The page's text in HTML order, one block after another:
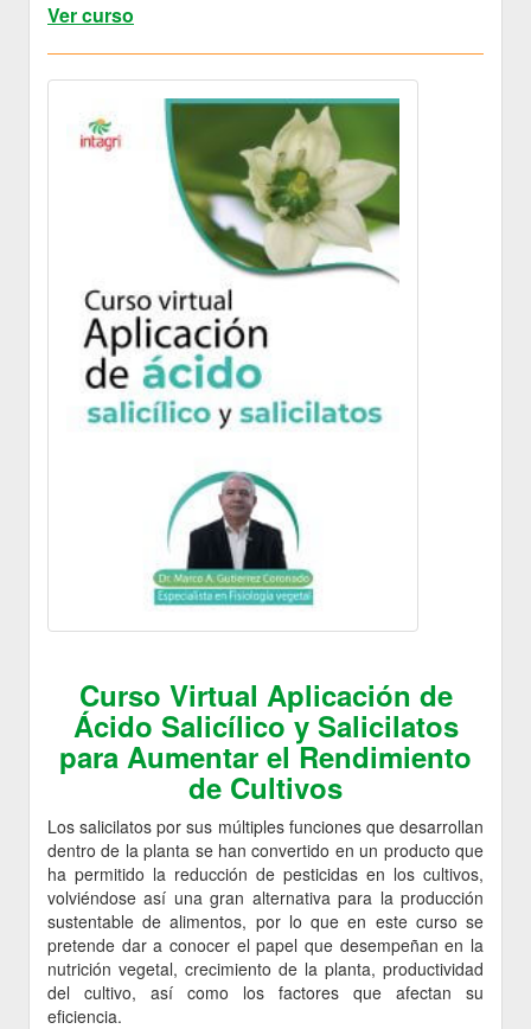
Ver curso
Curso Virtual Aplicación de
Ácido Salicílico y Salicilatos
para Aumentar el Rendimiento
de Cultivos
Los salicilatos por sus múltiples funciones que desarrollan
dentro de la planta se han convertido en un producto que
ha permitido la reducción de pesticidas en los cultivos,
volviéndose así una gran alternativa para la producción
sustentable de alimentos, por lo que en este curso se
pretende dar a conocer el papel que desempeñan en la
nutrición vegetal, crecimiento de la planta, productividad
del cultivo, así como los factores que afectan su
eficiencia.